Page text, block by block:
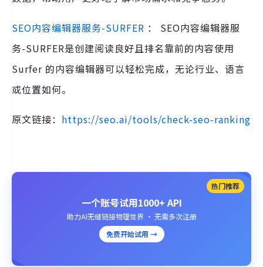
SEO内容编辑器服务-SURFER ： SEO内容编辑器服
务-SURFER是创建阅读良好且排名靠前的内容使用
Surfer 的内容编辑器可以轻松完成，无论行业、语言
或位置如何。
原文链接： https://seo.ai/tools/check-seo-ranking
热门推荐
一个账号试用1000+ API
助力AI无缝链接物理世界 · 无需多次注册
免费开始试用 →